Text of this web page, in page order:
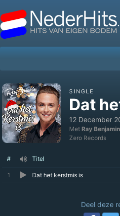
SINGLE
Dat
12 December
Met Ray Benjamin
Zero Records
# Titel
1 Dat het kerstmis is
Deel deze